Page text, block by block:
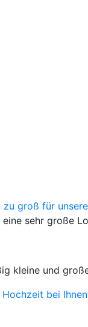
zu groß für
sehr große
kleine und
bei